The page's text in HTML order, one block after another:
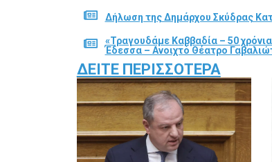
Δήλωση της Δημάρχου Σκύδρας
«Τραγουδάμε Καββαδία – 50
Έδεσσα – Ανοιχτό Θέατρο
ΔΕΊΤΕ ΠΕΡΙΣΣΌΤΕΡΑ